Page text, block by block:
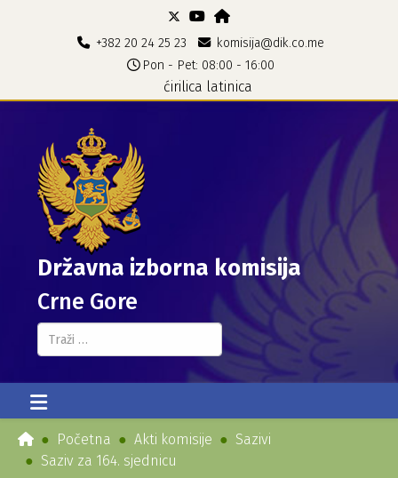
+382 20 24 25 23
komisija@dik.co.me
Pon - Pet: 08:00 - 16:00
ćirilica latinica
Državna izborna komisija
Crne Gore
Pretraga...
Početna Akti komisije
Sazivi
Saziv za 164. sjednicu